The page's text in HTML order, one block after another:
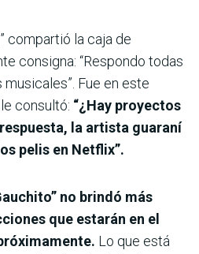
compartió la caja de
consigna: “Respondo todas
Fue en este
consultó: “¿Hay proyectos
la artista guaraní
pelis en Netflix”.
no brindó más
que estarán en el
Lo que está